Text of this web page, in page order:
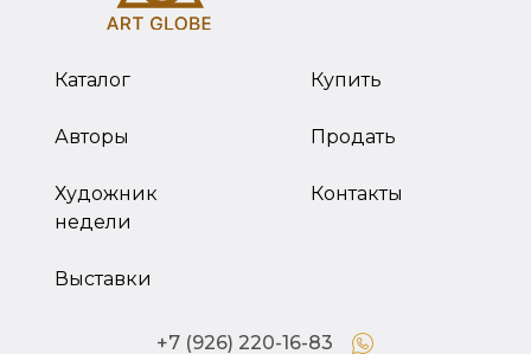
Каталог
Авторы
Художник
недели
Выставки
Купить
Продать
Контакты
+7 (926) 220-16-83